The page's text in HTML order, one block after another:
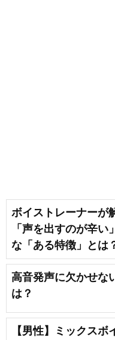
ボイストレーナーが
「声を出すのが辛
な「ある特徴」とは
高音発声に欠かせな
は？
【男性】ミックス